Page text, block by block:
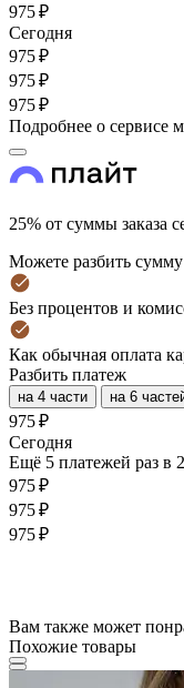
975 ₽
Cегодня
975 ₽
975 ₽
975 ₽
Подробнее о сервисе
25% от суммы заказа
Можете разбить
Без процентов и
Как обычная оплата
Разбить платеж
на 4 части на 6
975 ₽
Cегодня
Ещё 5 платежей раз в
975 ₽
975 ₽
975 ₽
Вам также может
Похожие товары